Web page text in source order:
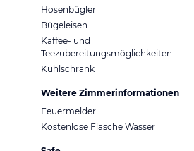
Hosenbügler
Bügeleisen
Kaffee- und
Teezubereitungsmöglichkeiten
Kühlschrank
Weitere Zimmerinformationen
Feuermelder
Kostenlose Flasche Wasser